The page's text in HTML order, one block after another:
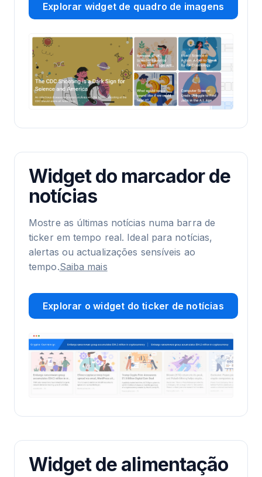
Explorar widget de quadro de imagens
Widget do marcador de
notícias
Mostre as últimas notícias numa barra de
ticker em tempo real. Ideal para notícias,
alertas ou actualizações sensíveis ao
tempo.Saiba mais
Explorar o widget do ticker de notícias
Widget de alimentação